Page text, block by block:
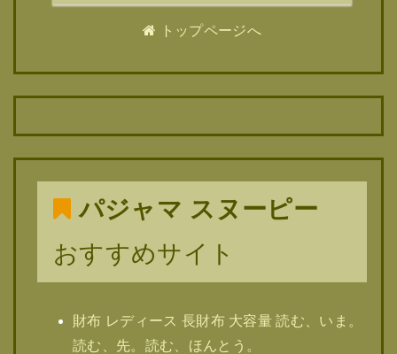
トップページへ
パジャマ スヌーピー
おすすめサイト
財布 レディース 長財布 大容量 読む、いま。
読む、先。読む、ほんとう。